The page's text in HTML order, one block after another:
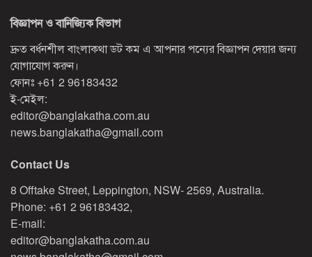
বিজ্ঞাপন ও বানিজ্যিক বিভাগ
দ্রুত বর্ধনশীল বাংলাকথা ডট কম এ আপনার পন্যের বিজ্ঞাপন দেয়ার জন্য
যোগাযোগ করুন।
ফোনঃ +61 2 96183432
ই-মেইল:
editor@banglakatha.com.au
news.banglakatha@gmail.com
Contact Us
8 Offtake Street, Leppington, NSW- 2569, Australia.
Phone: +61 2 96183432,
E-mail:
editor@banglakatha.com.au